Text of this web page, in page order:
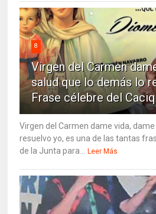
8
Virgen del Carmen
salud que lo demás lo
Frase célebre del
Virgen del Carmen dame vida,
resuelvo yo, es una de las tantas
de la Junta para...
Leer Más